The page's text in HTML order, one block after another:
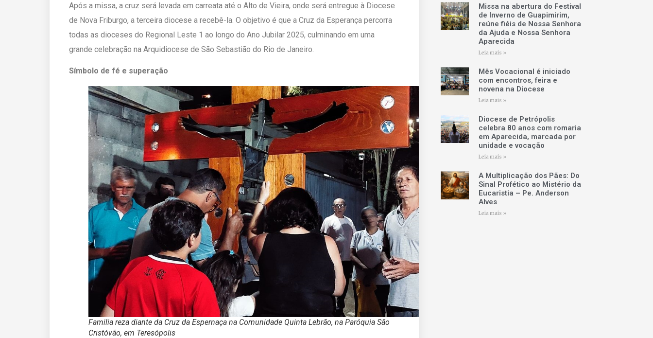
Após a missa, a cruz será levada em carreata até o Alto de Vieira, onde será entregue à Diocese
de Nova Friburgo, a terceira diocese a recebê-la. O objetivo é que a Cruz da Esperança percorra
todas as dioceses do Regional Leste 1 ao longo do Ano Jubilar 2025, culminando em uma
grande celebração na Arquidiocese de São Sebastião do Rio de Janeiro.
Símbolo de fé e superação
Familia reza diante da Cruz da Espernaça na Comunidade Quinta Lebrão, na Paróquia São
Cristóvão, em Teresópolis
Missa na abertura do Festival
de Inverno de Guapimirim,
reúne fiéis de Nossa Senhora
da Ajuda e Nossa Senhora
Aparecida
Leia mais »
Mês Vocacional é iniciado
com encontros, feira e
novena na Diocese
Leia mais »
Diocese de Petrópolis
celebra 80 anos com romaria
em Aparecida, marcada por
unidade e vocação
Leia mais »
A Multiplicação dos Pães: Do
Sinal Profético ao Mistério da
Eucaristia – Pe. Anderson
Alves
Leia mais »